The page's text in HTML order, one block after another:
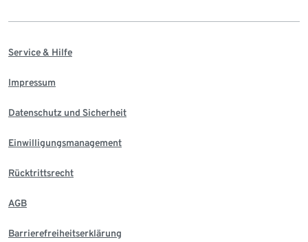
Service & Hilfe
Impressum
Datenschutz und Sicherheit
Einwilligungsmanagement
Rücktrittsrecht
AGB
Barrierefreiheitserklärung